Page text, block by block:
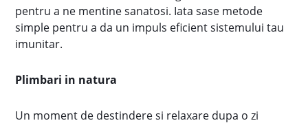
pentru a ne mentine sanatosi. Iata sase metode
simple pentru a da un impuls eficient sistemului tau
imunitar.
Plimbari in natura
Un moment de destindere si relaxare dupa o zi